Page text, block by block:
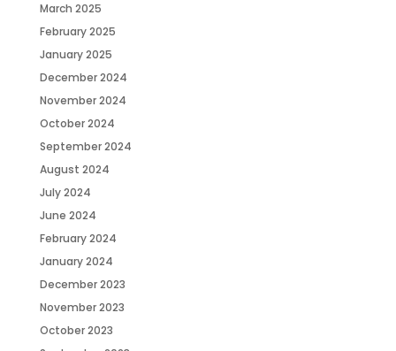
March 2025
February 2025
January 2025
December 2024
November 2024
October 2024
September 2024
August 2024
July 2024
June 2024
February 2024
January 2024
December 2023
November 2023
October 2023